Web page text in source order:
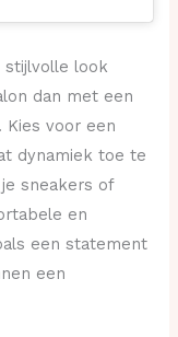
stijlvolle look
dan met een
Kies voor een
dynamiek toe te
sneakers of
en
een statement
een